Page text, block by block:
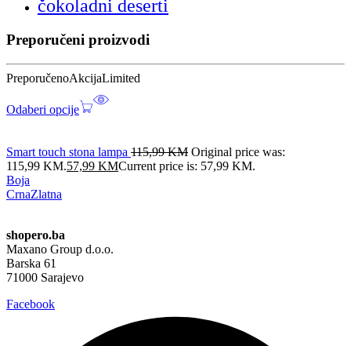
čokoladni deserti
Preporučeni proizvodi
PreporučenoAkcijaLimited
Odaberi opcije
Smart touch stona lampa 115,99KM Original price was:
115,99 KM.57,99 KMCurrent price is: 57,99 KM.
Boja
CrnaZlatna
shopero.ba
Maxano Group d.o.o.
Barska 61
71000 Sarajevo
Facebook